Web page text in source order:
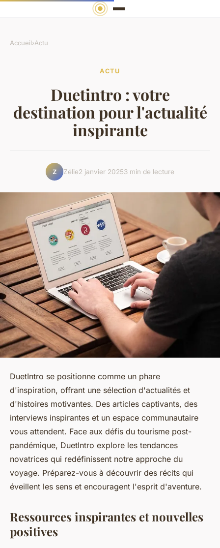
Accueil›Actu
ACTU
Duetintro : votre
destination pour l'actualité
inspirante
Z Zélie2 janvier 20253 min de lecture
DuetIntro se positionne comme un phare
d'inspiration, offrant une sélection d'actualités et
d'histoires motivantes. Des articles captivants, des
interviews inspirantes et un espace communautaire
vous attendent. Face aux défis du tourisme post-
pandémique, DuetIntro explore les tendances
novatrices qui redéfinissent notre approche du
voyage. Préparez-vous à découvrir des récits qui
éveillent les sens et encouragent l'esprit d'aventure.
Ressources inspirantes et nouvelles
positives